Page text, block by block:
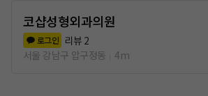
코샵성형외과의원
로그인 리뷰 2
서울 강남구 압구정동
4m